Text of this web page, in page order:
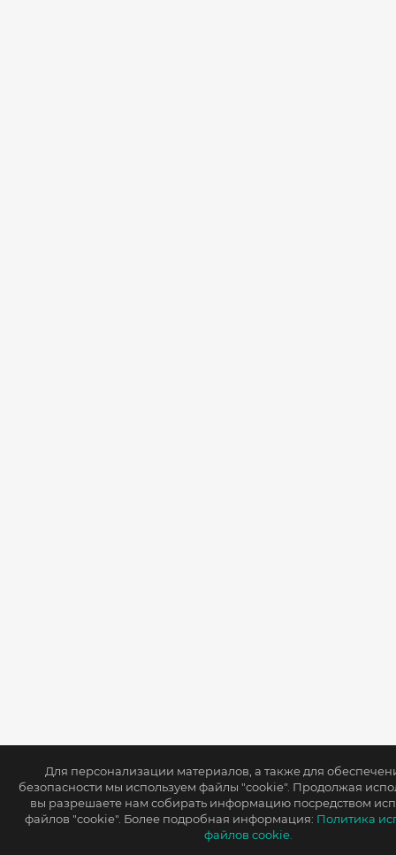
Для персонализации материалов, а также для
безопасности мы используем файлы "cookie". Продолжая
вы разрешаете нам собирать информацию посредством
файлов "cookie". Более подробная информация: Политика
файлов cookie.